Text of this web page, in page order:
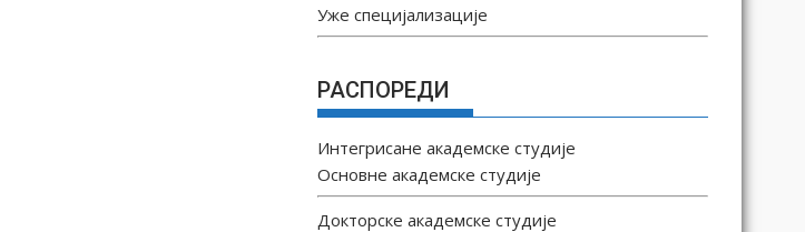
Уже специјализације
РАСПОРЕДИ
Интегрисане академске студије
Основне академске студије
Докторске академске студије